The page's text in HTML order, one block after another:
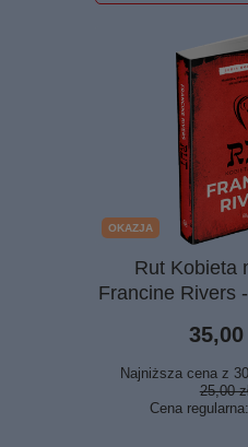
OKAZJA
Rut Kobieta
Francine Rivers
35,00
Najniższa cena z
25,00
Cena